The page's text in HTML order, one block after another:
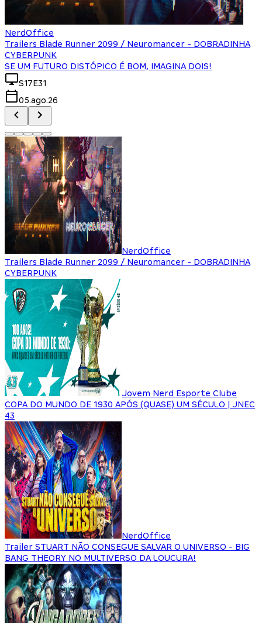
NerdOffice
Trailers Blade Runner 2099 / Neuromancer - DOBRADINHA
CYBERPUNK
SE UM FUTURO DISTÓPICO É BOM, IMAGINA DOIS!
S17E31
05.ago.26
NerdOffice
Trailers Blade Runner 2099 / Neuromancer - DOBRADINHA
CYBERPUNK
Jovem Nerd Esporte Clube
COPA DO MUNDO DE 1930 APÓS (QUASE) UM SÉCULO | JNEC
43
NerdOffice
Trailer STUART NÃO CONSEGUE SALVAR O UNIVERSO - BIG
BANG THEORY NO MULTIVERSO DA LOUCURA!